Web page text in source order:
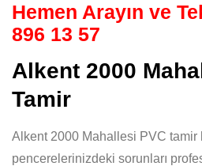
Hemen Arayın ve
896 13 57
Alkent 2000
Tamir
Alkent 2000 Mahallesi PVC tamir
pencerelerinizdeki sorunları